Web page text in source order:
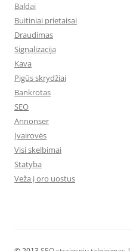
Baldai
Buitiniai prietaisai
Draudimas
Signalizacija
Kava
Pigūs skrydžiai
Bankrotas
SEO
Annonser
Įvairovės
Visi skelbimai
Statyba
Veža į oro uostus